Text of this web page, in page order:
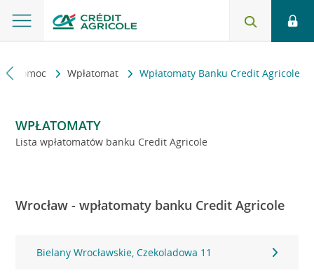
i pomoc Wpłatomat Wpłatomaty Banku Credit Agricole
WPŁATOMATY
Lista wpłatomatów banku Credit Agricole
Wrocław - wpłatomaty banku Credit Agricole
Bielany Wrocławskie, Czekoladowa 11